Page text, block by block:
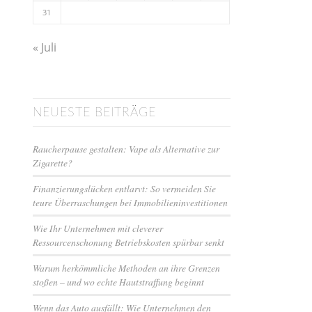
31
« Juli
NEUESTE BEITRÄGE
Raucherpause gestalten: Vape als Alternative zur
Zigarette?
Finanzierungslücken entlarvt: So vermeiden Sie
teure Überraschungen bei Immobilieninvestitionen
Wie Ihr Unternehmen mit cleverer
Ressourcenschonung Betriebskosten spürbar senkt
Warum herkömmliche Methoden an ihre Grenzen
stoßen – und wo echte Hautstraffung beginnt
Wenn das Auto ausfällt: Wie Unternehmen den